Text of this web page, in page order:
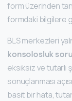
form üzerinden
formdaki bilgilere
BLS merkezleri
konsolosluk
eksiksiz ve tutarlı
sonuçlanması
basit bir hata,